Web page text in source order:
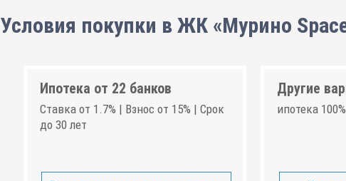
Условия покупки в ЖК «Мурино
Ипотека от 22 банков
Ставка от 1.7% | Взнос от 15% | Срок
до 30 лет
Другие
ипотека